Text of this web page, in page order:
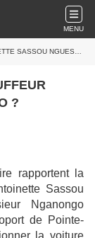
MENU
SASSOU NGUESSO ?
?
rapportent la
Sassou
Nganongo
de Pointe-
la voiture